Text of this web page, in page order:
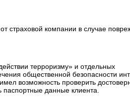
страховой компании в случае
терроризму» и отдельных
общественной безопасности
возможность проверить
данные клиента.